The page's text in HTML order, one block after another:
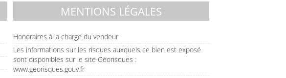
MENTIONS LÉGALES
Honoraires à la charge du vendeur
Les informations sur les risques auxquels ce bien est exposé
sont disponibles sur le site Géorisques :
www.georisques.gouv.fr